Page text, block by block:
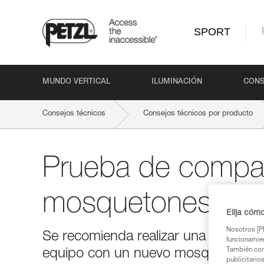
SPORT
MUNDO VERTICAL ILUMINACIÓN
Consejos técnicos Consejos técnicos por producto
Prueba de
mosquetones
Se recomienda realizar una prueba
equipo con un nuevo mosquetón.
Elija
Nosotros
También